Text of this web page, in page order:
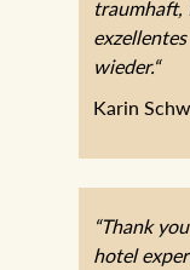
traumhaft,
wieder.“
Karin
“Thank
hotel